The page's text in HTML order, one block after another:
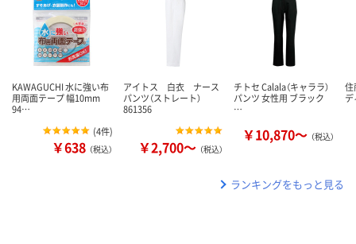
KAWAGUCHI 水に強い布
用両面テープ 幅10mm
94…
(4件)
￥638 （税込）
アイトス 白衣 ナース
パンツ（ストレート）
861356
￥2,700～ （税込）
チトセ Calala（キャララ）
パンツ 女性用 ブラック
…
￥10,870～ （税込）
住
ランキングをもっと見る